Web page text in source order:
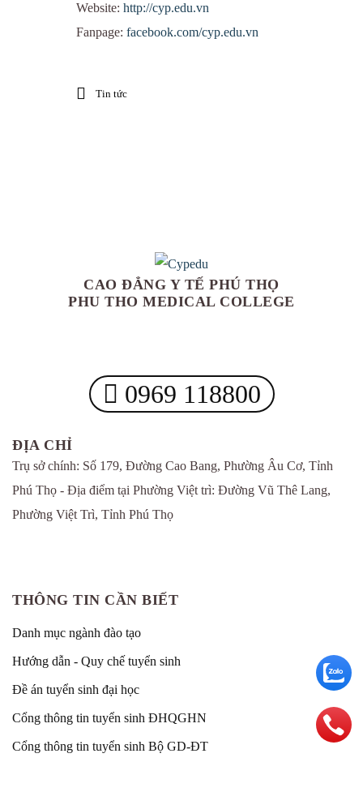
Website: http://cyp.edu.vn
Fanpage: facebook.com/cyp.edu.vn
Tin tức
CAO ĐẲNG Y TẾ PHÚ THỌ
PHU THO MEDICAL COLLEGE
0969 118800
ĐỊA CHỈ
Trụ sở chính: Số 179, Đường Cao Bang, Phường Âu Cơ, Tỉnh
Phú Thọ - Địa điểm tại Phường Việt trì: Đường Vũ Thê Lang,
Phường Việt Trì, Tỉnh Phú Thọ
THÔNG TIN CẦN BIẾT
Danh mục ngành đào tạo
Hướng dẫn - Quy chế tuyển sinh
Đề án tuyển sinh đại học
Cổng thông tin tuyển sinh ĐHQGHN
Cổng thông tin tuyển sinh Bộ GD-ĐT